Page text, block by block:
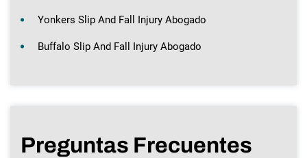
Yonkers Slip And Fall Injury Abogado
Buffalo Slip And Fall Injury Abogado
Preguntas Frecuentes